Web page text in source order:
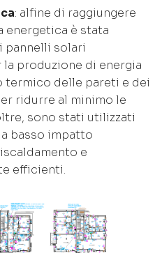
: alfine di raggiungere
energetica è stata
pannelli solari
produzione di energia
termico delle pareti e dei
ridurre al minimo le
sono stati utilizzati
basso impatto
e
efficienti.